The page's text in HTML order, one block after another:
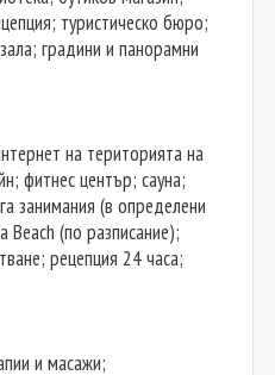
туристическо бюро;
градини и панорамни
на територията на
фитнес център; сауна;
занимания (в определени
(по разписание);
рецепция 24 часа;
и масажи;